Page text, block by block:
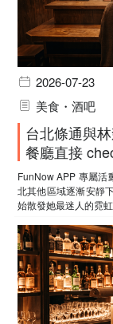
2026-07-23
美食・酒吧
台北條通與
餐廳直接
FunNow APP 專屬活
北其他區域逐漸安靜
始散發她最迷人的霓